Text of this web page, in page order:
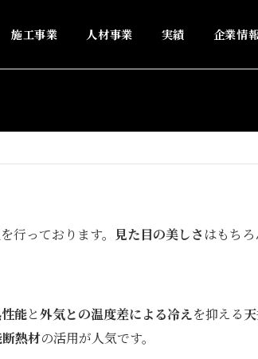
施工事業 人材事業 実績 企業情
行っております。 見た目の美しさ はもちろ
能と外気との温度差による冷えを抑える
熱材の活用が人気です。